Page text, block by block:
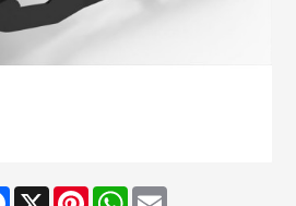
Facebook
X PinterestWhatsApp
Email